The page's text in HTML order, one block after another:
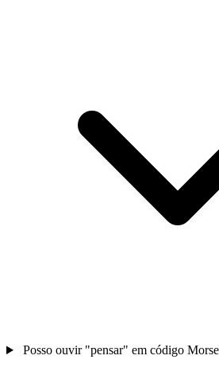
Posso ouvir "pensar" em código